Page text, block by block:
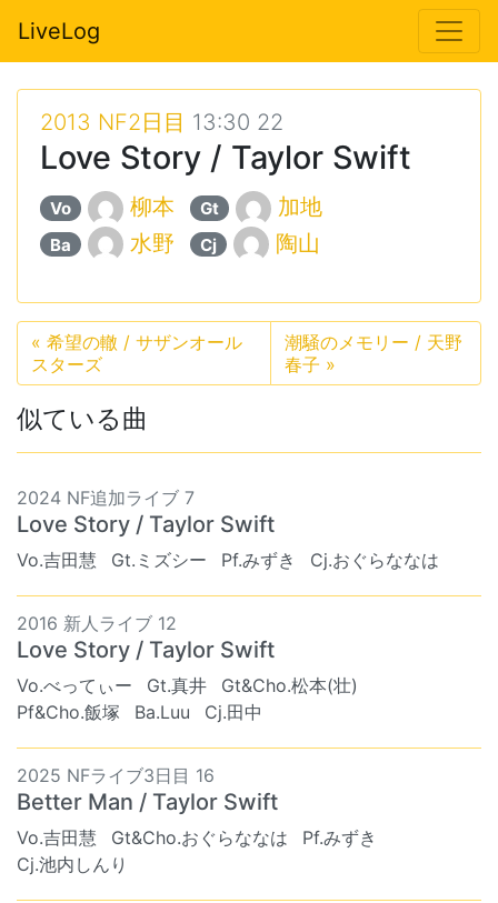
LiveLog
2013 NF2日目 13:30 22
Love Story / Taylor Swift
Vo 柳本 Gt 加地
Ba 水野 Cj 陶山
« 希望の轍 / サザンオール
スターズ
潮騒のメモリー / 天野
春子 »
似ている曲
2024 NF追加ライブ 7
Love Story / Taylor Swift
Vo.吉田慧 Gt.ミズシー Pf.みずき Cj.おぐらななは
2016 新人ライブ 12
Love Story / Taylor Swift
Vo.べってぃー Gt.真井
Gt&Cho.松本(壮)
Pf&Cho.飯塚
Ba.Luu Cj.田中
2025 NFライブ3日目 16
Better Man / Taylor Swift
Vo.吉田慧 Gt&Cho.おぐらななは
Pf.みずき
Cj.池内しんり